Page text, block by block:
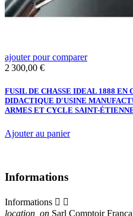
ajouter pour comparer
Prix
2 300,00 €
FUSIL DE CHASSE IDEAL 1888 EN
DIDACTIQUE D'USINE
ARMES ET CYCLE SAINT-
Ajouter au panier
Informations
Informations  
location_on Sarl Comptoir